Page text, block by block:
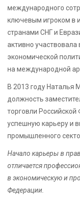
международного
ключевым игроком в
странами СНГ и
активно участвовала
экономической
на международной
В 2013 году Наталья
должность
торговли
успешную карьеру и
промышленного
Начало карьеры в
отличается
в экономическую и
Федерации.